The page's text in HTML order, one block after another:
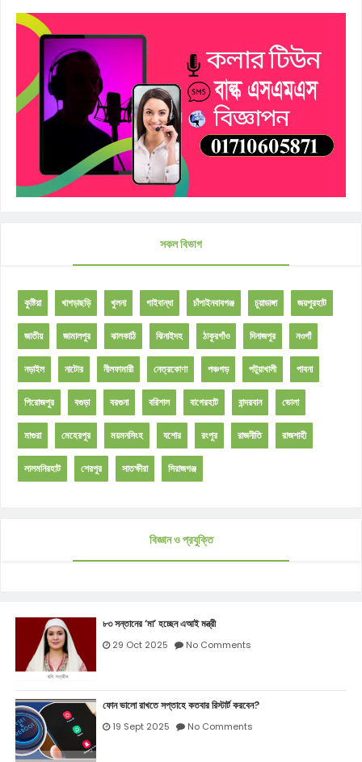
সকল বিভাগ
কুষ্টিয়া খাগড়াছড়ি খুলনা গাইবান্ধা চাঁপাইনবাবগঞ্জ চুয়াডাঙ্গা জয়পুরহাট
জাতীয় জামালপুর ঝালকাঠি ঝিনাইদহ ঠাকুরগাঁও দিনাজপুর নওগাঁ
নড়াইল নাটোর নীলফামারী নেত্রকোণা পঞ্চগড় পটুয়াখালী পাবনা
পিরোজপুর বগুড়া বরগুনা বরিশাল বাগেরহাট বান্দরবান ভোলা
মাগুরা মেহেরপুর ময়মনসিংহ যশোর রংপুর রাজনীতি রাজশাহী
লালমনিরহাট শেরপুর সাতক্ষীরা সিরাজগঞ্জ
বিজ্ঞান ও প্রযুক্তি
৮৩ সন্তানের ‘মা’ হচ্ছেন এআই মন্ত্রী
29 Oct 2025 No Comments
ফোন ভালো রাখতে সপ্তাহে কতবার রিস্টার্ট করবেন?
19 Sept 2025 No Comments